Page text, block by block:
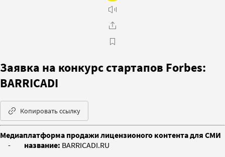
Заявка на конкурс стартапов Forbes:
BARRICADI
Копировать ссылку
Медиаплатформа продажи лицензионого контента для СМИ
- название: BARRICADI.RU